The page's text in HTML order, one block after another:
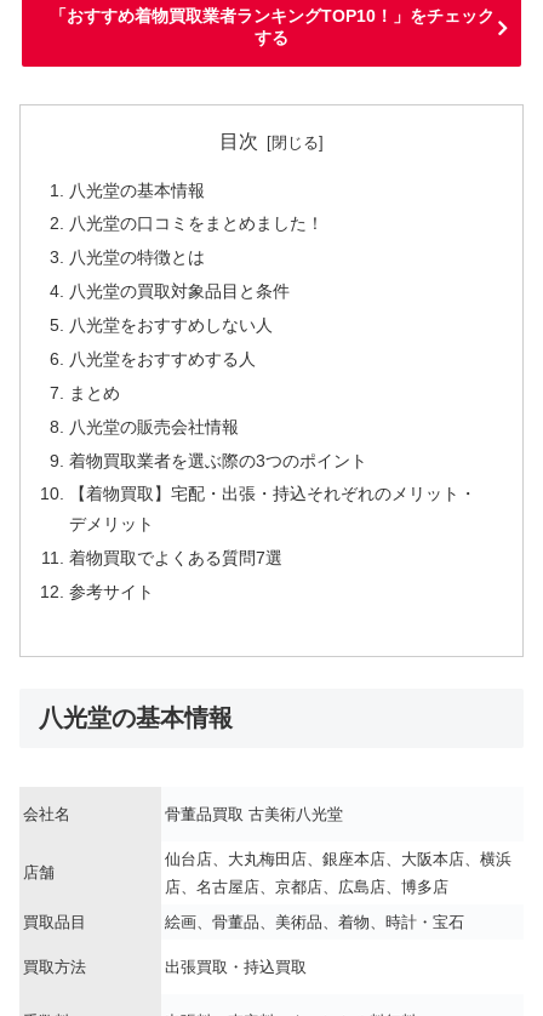
「おすすめ着物買取業者ランキングTOP10！」をチェック
する
目次
八光堂の基本情報
八光堂の口コミをまとめました！
八光堂の特徴とは
八光堂の買取対象品目と条件
八光堂をおすすめしない人
八光堂をおすすめする人
まとめ
八光堂の販売会社情報
着物買取業者を選ぶ際の3つのポイント
【着物買取】宅配・出張・持込それぞれのメリット・
デメリット
着物買取でよくある質問7選
参考サイト
八光堂の基本情報
会社名 骨董品買取 古美術八光堂
店舗
仙台店、大丸梅田店、銀座本店、大阪本店、横浜
店、名古屋店、京都店、広島店、博多店
買取品目
絵画、骨董品、美術品、着物、時計・宝石
買取方法 出張買取・持込買取